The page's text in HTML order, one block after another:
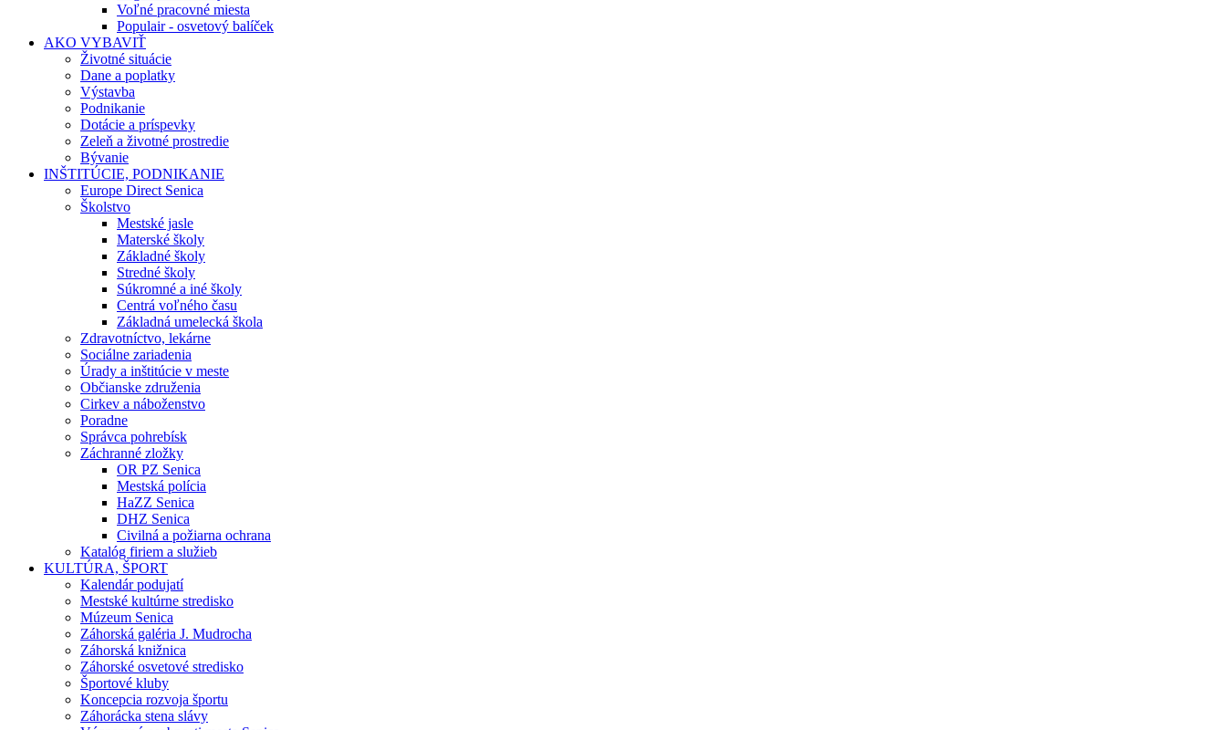
Voľné pracovné miesta
Populair - osvetový balíček
AKO VYBAVIŤ
Životné situácie
Dane a poplatky
Výstavba
Podnikanie
Dotácie a príspevky
Zeleň a životné prostredie
Bývanie
INŠTITÚCIE, PODNIKANIE
Europe Direct Senica
Školstvo
Mestské jasle
Materské školy
Základné školy
Stredné školy
Súkromné a iné školy
Centrá voľného času
Základná umelecká škola
Zdravotníctvo, lekárne
Sociálne zariadenia
Úrady a inštitúcie v meste
Občianske združenia
Cirkev a náboženstvo
Poradne
Správca pohrebísk
Záchranné zložky
OR PZ Senica
Mestská polícia
HaZZ Senica
DHZ Senica
Civilná a požiarna ochrana
Katalóg firiem a služieb
KULTÚRA, ŠPORT
Kalendár podujatí
Mestské kultúrne stredisko
Múzeum Senica
Záhorská galéria J. Mudrocha
Záhorská knižnica
Záhorské osvetové stredisko
Športové kluby
Koncepcia rozvoja športu
Záhorácka stena slávy